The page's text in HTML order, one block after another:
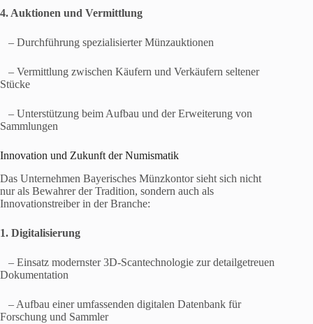
4. Auktionen und Vermittlung
– Durchführung spezialisierter Münzauktionen
– Vermittlung zwischen Käufern und Verkäufern seltener
Stücke
– Unterstützung beim Aufbau und der Erweiterung von
Sammlungen
Innovation und Zukunft der Numismatik
Das Unternehmen Bayerisches Münzkontor sieht sich nicht
nur als Bewahrer der Tradition, sondern auch als
Innovationstreiber in der Branche:
1. Digitalisierung
– Einsatz modernster 3D-Scantechnologie zur detailgetreuen
Dokumentation
– Aufbau einer umfassenden digitalen Datenbank für
Forschung und Sammler